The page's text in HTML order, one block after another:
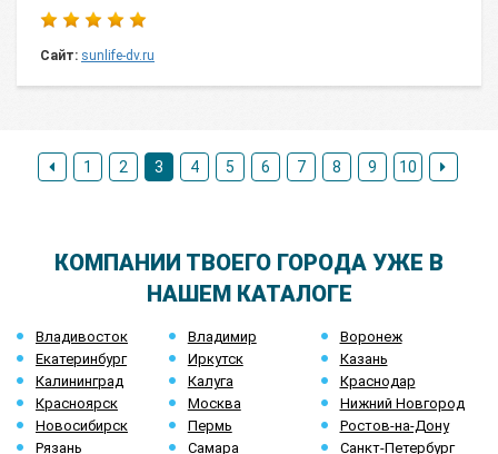
Сайт: sunlife-dv.ru
1 2 3 4 5 6 7 8 9 10
КОМПАНИИ ТВОЕГО ГОРОДА УЖЕ В
НАШЕМ КАТАЛОГЕ
Владивосток Владимир
Воронеж
Екатеринбург
Иркутск
Казань
Калининград
Калуга
Краснодар
Красноярск
Москва
Нижний Новгород
Новосибирск
Пермь
Ростов-на-Дону
Рязань
Самара Санкт-Петербург